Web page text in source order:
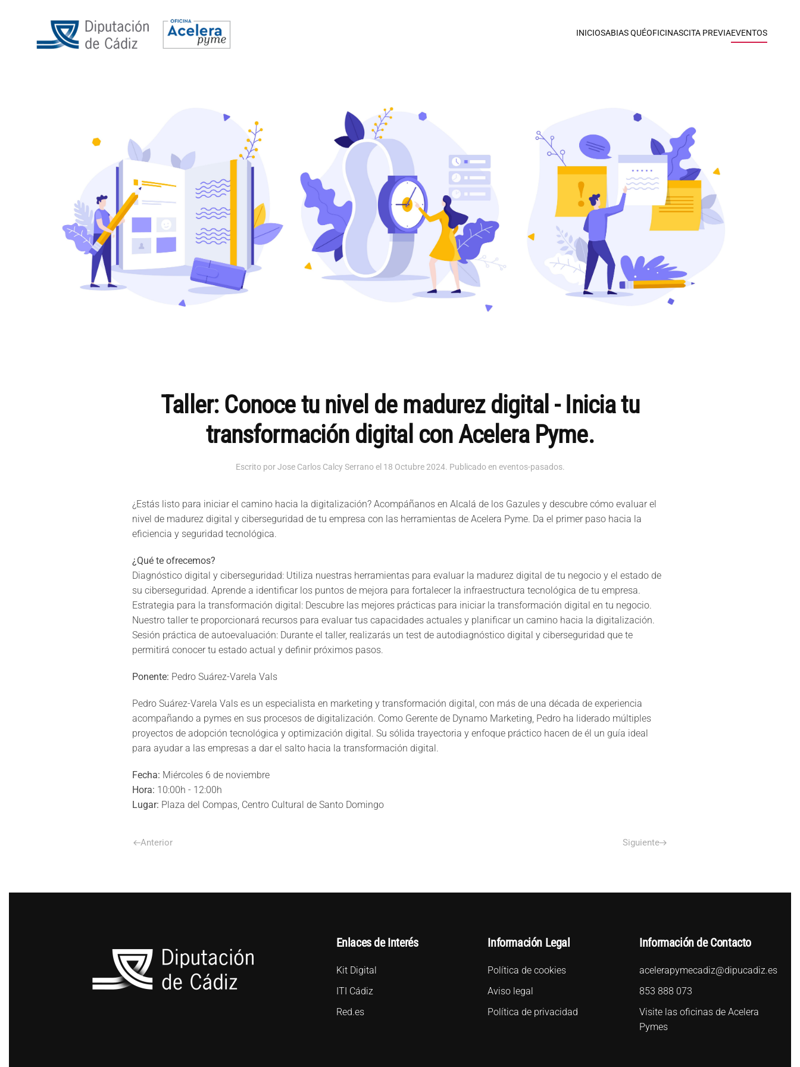
INICIOSABIAS QUÉOFICINASCITA PREVIAEVENTOS
Taller: Conoce tu nivel de madurez digital - Inicia tu
transformación digital con Acelera Pyme.
Escrito por Jose Carlos Calcy Serrano el 18 Octubre 2024. Publicado en eventos-pasados.
¿Estás listo para iniciar el camino hacia la digitalización? Acompáñanos en Alcalá de los Gazules y descubre cómo evaluar el
nivel de madurez digital y ciberseguridad de tu empresa con las herramientas de Acelera Pyme. Da el primer paso hacia la
eficiencia y seguridad tecnológica.
¿Qué te ofrecemos?
Diagnóstico digital y ciberseguridad: Utiliza nuestras herramientas para evaluar la madurez digital de tu negocio y el estado de
su ciberseguridad. Aprende a identificar los puntos de mejora para fortalecer la infraestructura tecnológica de tu empresa.
Estrategia para la transformación digital: Descubre las mejores prácticas para iniciar la transformación digital en tu negocio.
Nuestro taller te proporcionará recursos para evaluar tus capacidades actuales y planificar un camino hacia la digitalización.
Sesión práctica de autoevaluación: Durante el taller, realizarás un test de autodiagnóstico digital y ciberseguridad que te
permitirá conocer tu estado actual y definir próximos pasos.
Ponente: Pedro Suárez-Varela Vals
Pedro Suárez-Varela Vals es un especialista en marketing y transformación digital, con más de una década de experiencia
acompañando a pymes en sus procesos de digitalización. Como Gerente de Dynamo Marketing, Pedro ha liderado múltiples
proyectos de adopción tecnológica y optimización digital. Su sólida trayectoria y enfoque práctico hacen de él un guía ideal
para ayudar a las empresas a dar el salto hacia la transformación digital.
Fecha: Miércoles 6 de noviembre
Hora: 10:00h - 12:00h
Lugar: Plaza del Compas, Centro Cultural de Santo Domingo
Anterior Siguiente
Enlaces de Interés
Kit Digital
ITI Cádiz
Red.es
Información Legal
Política de cookies
Aviso legal
Política de privacidad
Información de Contacto
acelerapymecadiz@dipucadiz.es
853 888 073
Visite las oficinas de Acelera
Pymes